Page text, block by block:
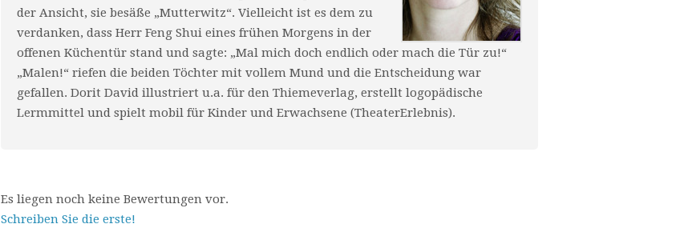
der Ansicht, sie besäße „Mutterwitz“. Vielleicht ist es dem zu
verdanken, dass Herr Feng Shui eines frühen Morgens in der
offenen Küchentür stand und sagte: „Mal mich doch endlich oder mach die Tür zu!“
„Malen!“ riefen die beiden Töchter mit vollem Mund und die Entscheidung war
gefallen. Dorit David illustriert u.a. für den Thiemeverlag, erstellt logopädische
Lermmittel und spielt mobil für Kinder und Erwachsene (TheaterErlebnis).
Es liegen noch keine Bewertungen vor.
Schreiben Sie die erste!